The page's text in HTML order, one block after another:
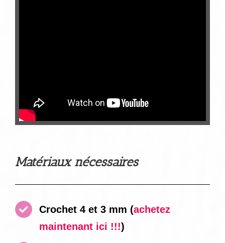
Matériaux nécessaires
Crochet 4 et 3 mm (achetez
maintenant ici !!!)